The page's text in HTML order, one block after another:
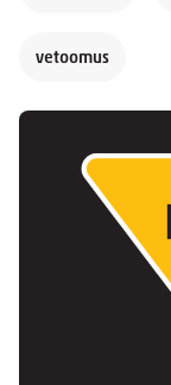
vetoomus